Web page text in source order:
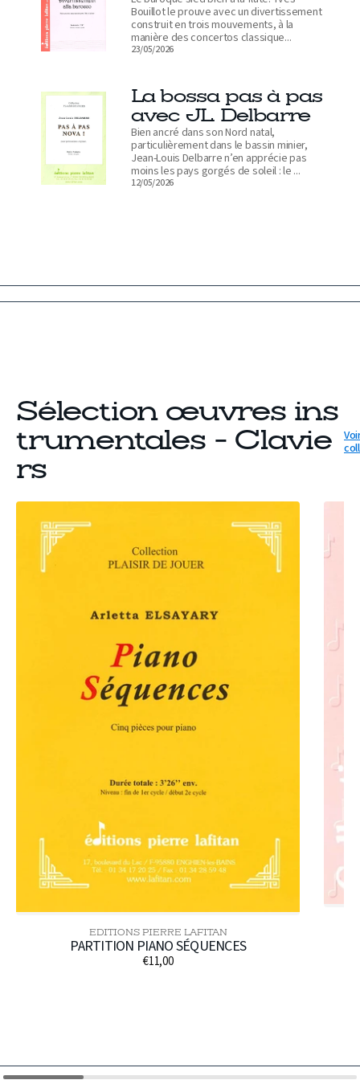
Bouillot le prouve avec un divertissement
construit en trois mouvements, à la
manière des concertos classique...
23/05/2026
La bossa pas à pas
avec JL. Delbarre
Bien ancré dans son Nord natal,
particulièrement dans le bassin minier,
Jean-Louis Delbarre n’en apprécie pas
moins les pays gorgés de soleil : le ...
12/05/2026
Sélection œuvres ins
trumentales - Clavie
rs
PARTITION
PIANO
SÉQUENCES
Distributeur :
EDITIONS PIERRE LAFITAN
PARTITION PIANO SÉQUENCES
Prix
€11,00